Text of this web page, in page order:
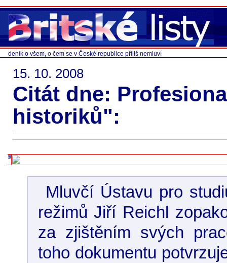
deník o všem, o čem se v České republice příliš nemluví
15. 10. 2008
Citát dne:
historiků":
Mluvčí Ústavu pro
režimů Jiří Reichl
za zjištěním svých
toho dokumentu